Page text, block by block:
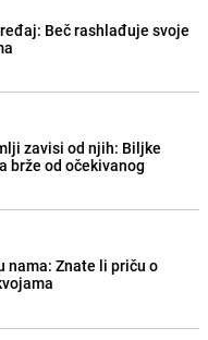
Beč rashlađuje svoje
zavisi od njih: Biljke
brže od očekivanog
nama: Znate li priču o